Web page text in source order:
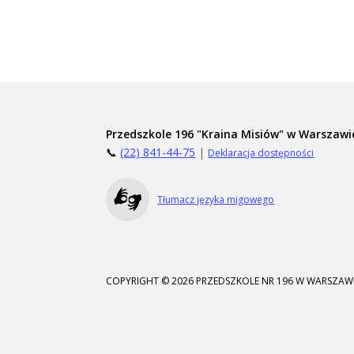
Przedszkole 196 "Kraina Misiów" w
📞(22) 841-44-75 | Deklaracja dostępności
Tłumacz języka migowego
COPYRIGHT © 2026 PRZEDSZKOLE NR 196 W